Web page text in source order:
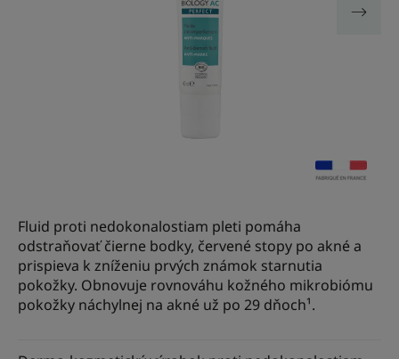
Fluid proti nedokonalostiam pleti pomáha
odstraňovať čierne bodky, červené stopy po akné a
prispieva k zníženiu prvých známok starnutia
pokožky. Obnovuje rovnováhu kožného mikrobiómu
pokožky náchylnej na akné už po 29 dňoch¹.